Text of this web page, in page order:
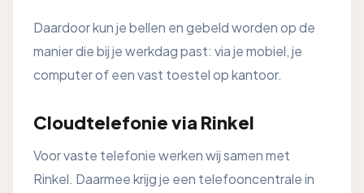
Daardoor kun je bellen en gebeld worden op de
manier die bij je werkdag past: via je mobiel, je
computer of een vast toestel op kantoor.
Cloudtelefonie via Rinkel
Voor vaste telefonie werken wij samen met
Rinkel. Daarmee krijg je een telefooncentrale in